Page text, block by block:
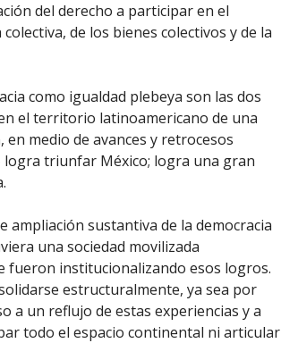
del derecho a participar en el
de los bienes colectivos y de la
como igualdad plebeya son las dos
el territorio latinoamericano de una
medio de avances y retrocesos
triunfar México; logra una gran
ampliación sustantiva de la democracia
una sociedad movilizada
fueron institucionalizando esos logros.
estructuralmente, ya sea por
a un reflujo de estas experiencias y a
todo el espacio continental ni articular